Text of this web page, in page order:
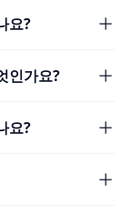
요?
인가요?
요?